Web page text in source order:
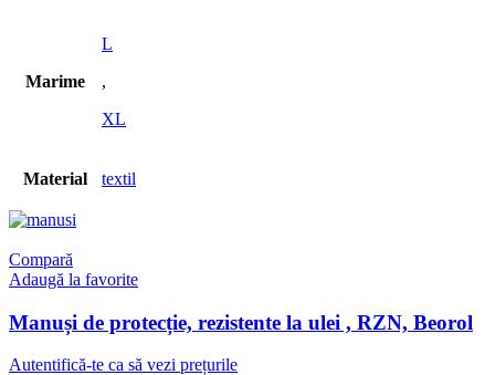
Marime
L
,
XL
Material textil
Compară
Adaugă la favorite
Manuși de protecție, rezistente la ulei , RZN, Beorol